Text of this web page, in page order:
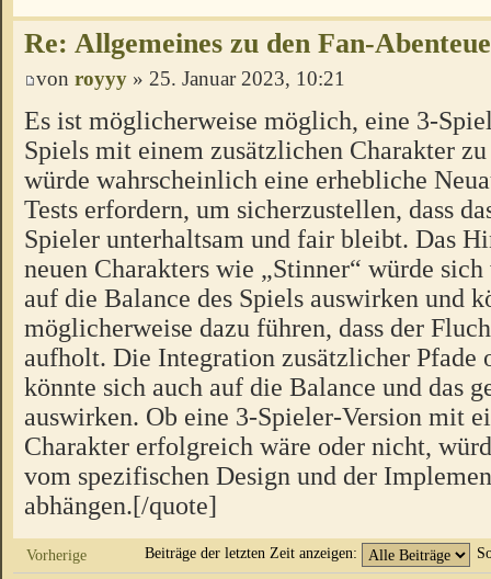
Re: Allgemeines zu den Fan-
von royyy » 25. Januar 2023, 10:21
Es ist möglicherweise möglich, eine 3-
Spiels mit einem zusätzlichen Charakter
würde wahrscheinlich eine erhebliche
Tests erfordern, um sicherzustellen, dass
Spieler unterhaltsam und fair bleibt. Das
neuen Charakters wie „Stinner“ würde
auf die Balance des Spiels auswirken und
möglicherweise dazu führen, dass der
aufholt. Die Integration zusätzlicher Pfade
könnte sich auch auf die Balance und das
auswirken. Ob eine 3-Spieler-Version mit
Charakter erfolgreich wäre oder nicht,
vom spezifischen Design und der
abhängen.[/quote]
Vorherige Beiträge der letzten Zeit anzeigen: